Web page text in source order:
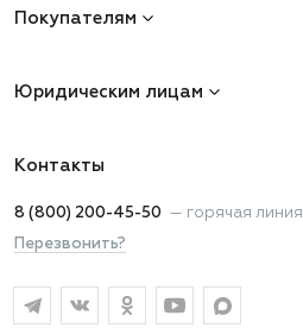
Покупателям
Юридическим лицам
Контакты
8 (800) 200-45-50 — горячая линия
Перезвонить?